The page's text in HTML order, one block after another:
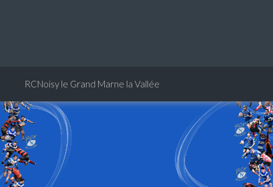
RCNoisy le Grand Marne la Vallée